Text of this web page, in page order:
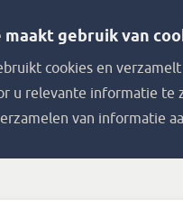
maakt gebruik van
cookies en
u relevante informatie te
van informatie